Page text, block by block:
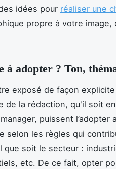
idées pour réaliser une
propre à votre image,
à adopter ? Ton,
exposé de façon
de la rédaction, qu'il soit
puissent l’adopter
selon les règles qui
que soit le secteur :
etc. De ce fait, opter